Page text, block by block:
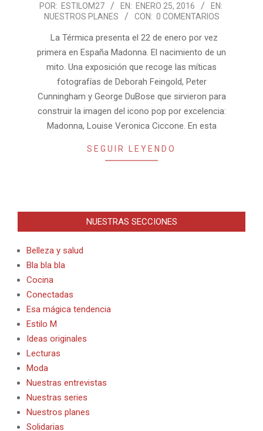
2016-
01-
POR: ESTILOM27 EN: ENERO 25, 2016
EN:
NUESTROS PLANES
CON: 0 COMENTARIOS
La Térmica presenta el 22 de enero por vez
primera en España Madonna. El nacimiento de un
mito. Una exposición que recoge las míticas
fotografías de Deborah Feingold, Peter
Cunningham y George DuBose que sirvieron para
construir la imagen del icono pop por excelencia:
Madonna, Louise Veronica Ciccone. En esta
SEGUIR LEYENDO
NUESTRAS SECCIONES
Belleza y salud
Bla bla bla
Cocina
Conectadas
Esa mágica tendencia
Estilo M
Ideas originales
Lecturas
Moda
Nuestras entrevistas
Nuestras series
Nuestros planes
Solidarias